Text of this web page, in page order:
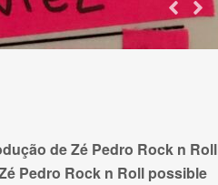
de Zé Pedro Rock n Roll
Pedro Rock n Roll possible